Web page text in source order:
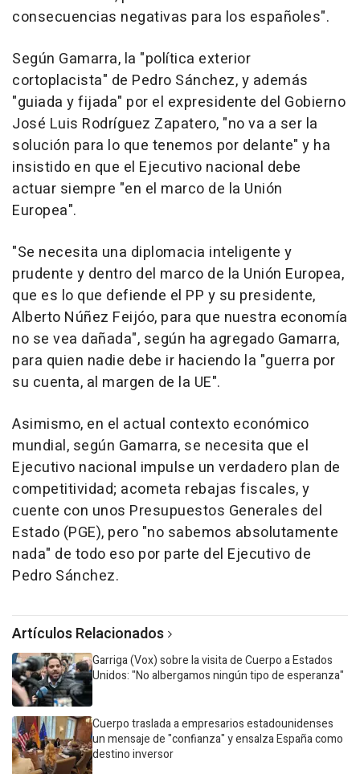
consecuencias negativas para los españoles".
Según Gamarra, la "política exterior
cortoplacista" de Pedro Sánchez, y además
"guiada y fijada" por el expresidente del Gobierno
José Luis Rodríguez Zapatero, "no va a ser la
solución para lo que tenemos por delante" y ha
insistido en que el Ejecutivo nacional debe
actuar siempre "en el marco de la Unión
Europea".
"Se necesita una diplomacia inteligente y
prudente y dentro del marco de la Unión Europea,
que es lo que defiende el PP y su presidente,
Alberto Núñez Feijóo, para que nuestra economía
no se vea dañada", según ha agregado Gamarra,
para quien nadie debe ir haciendo la "guerra por
su cuenta, al margen de la UE".
Asimismo, en el actual contexto económico
mundial, según Gamarra, se necesita que el
Ejecutivo nacional impulse un verdadero plan de
competitividad; acometa rebajas fiscales, y
cuente con unos Presupuestos Generales del
Estado (PGE), pero "no sabemos absolutamente
nada" de todo eso por parte del Ejecutivo de
Pedro Sánchez.
Artículos Relacionados
Garriga (Vox) sobre la visita de Cuerpo a Estados
Unidos: "No albergamos ningún tipo de esperanza"
Cuerpo traslada a empresarios estadounidenses
un mensaje de "confianza" y ensalza España como
destino inversor